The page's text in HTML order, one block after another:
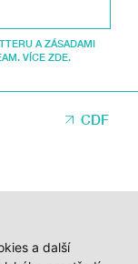
a další
A ZÁSADAMI
VÍCE ZDE.
CDF